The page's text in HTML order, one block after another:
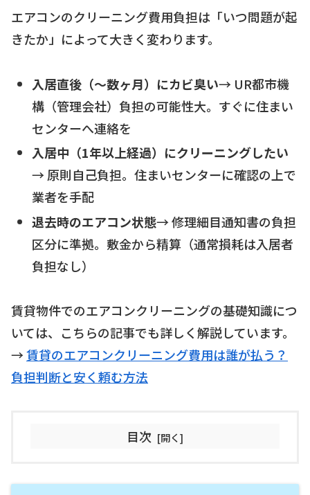
エアコンのクリーニング費用負担は「いつ問題が起
きたか」によって大きく変わります。
入居直後（〜数ヶ月）にカビ臭い→ UR都市機
構（管理会社）負担の可能性大。すぐに住まい
センターへ連絡を
入居中（1年以上経過）にクリーニングしたい
→ 原則自己負担。住まいセンターに確認の上で
業者を手配
退去時のエアコン状態→ 修理細目通知書の負担
区分に準拠。敷金から精算（通常損耗は入居者
負担なし）
賃貸物件でのエアコンクリーニングの基礎知識につ
いては、こちらの記事でも詳しく解説しています。
→賃貸のエアコンクリーニング費用は誰が払う？
負担判断と安く頼む方法
目次